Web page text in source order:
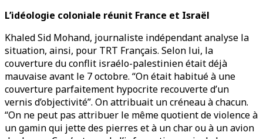
L’idéologie coloniale réunit France et Israël
Khaled Sid Mohand, journaliste indépendant analyse la
situation, ainsi, pour TRT Français. Selon lui, la
couverture du conflit israélo-palestinien était déjà
mauvaise avant le 7 octobre. “On était habitué à une
couverture parfaitement hypocrite recouverte d’un
vernis d’objectivité”. On attribuait un créneau à chacun.
“On ne peut pas attribuer le même quotient de violence à
un gamin qui jette des pierres et à un char ou à un avion